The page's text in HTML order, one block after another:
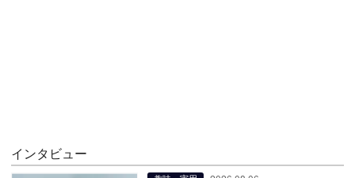
インタビュー